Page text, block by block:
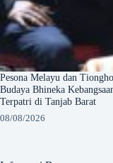
Pesona Melayu dan
Budaya Bhineka
Terpatri di Tanjab Barat
08/08/2026